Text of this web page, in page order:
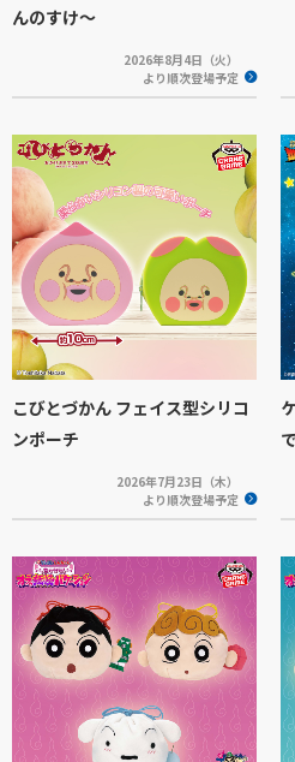
んのすけ～
2026年8月4日（火）
より順次登場予定
こびとづかん フェイス型シリコ
ンポーチ
2026年7月23日（木）
より順次登場予定